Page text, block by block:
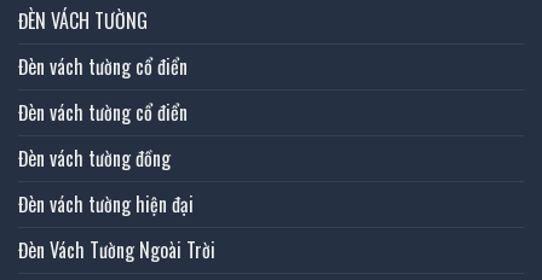
ĐÈN VÁCH TƯỜNG
Đèn vách tường cổ điển
Đèn vách tường cổ điển
Đèn vách tường đồng
Đèn vách tường hiện đại
Đèn Vách Tường Ngoài Trời